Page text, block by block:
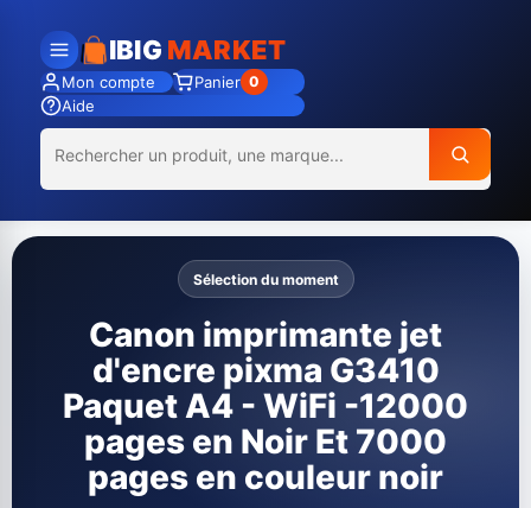
IBIG MARKET
Mon compte Panier 0
Aide
Sélection du moment
Canon imprimante jet
d'encre pixma G3410
Paquet A4 - WiFi -12000
pages en Noir Et 7000
pages en couleur noir